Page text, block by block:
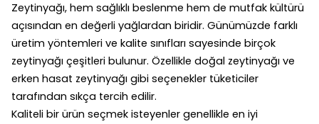
Zeytinyağı, hem sağlıklı beslenme hem de mutfak kültürü
açısından en değerli yağlardan biridir. Günümüzde farklı
üretim yöntemleri ve kalite sınıfları sayesinde birçok
zeytinyağı çeşitleri bulunur. Özellikle doğal zeytinyağı ve
erken hasat zeytinyağı gibi seçenekler tüketiciler
tarafından sıkça tercih edilir.
Kaliteli bir ürün seçmek isteyenler genellikle en iyi